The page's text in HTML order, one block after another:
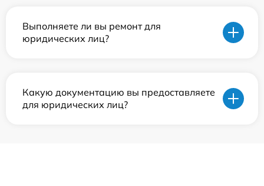
Выполняете ли вы ремонт для
юридических лиц?
Какую документацию вы предоставляете
для юридических лиц?